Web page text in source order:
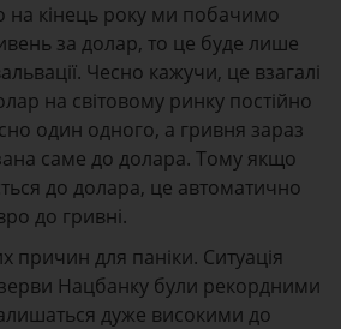
на кінець року ми побачимо
за долар, то це буде лише
Чесно кажучи, це взагалі
на світовому ринку постійно
один одного, а гривня зараз
саме до долара. Тому якщо
до долара, це автоматично
до гривні.
причин для паніки. Ситуація
Нацбанку були рекордними
дуже високими до